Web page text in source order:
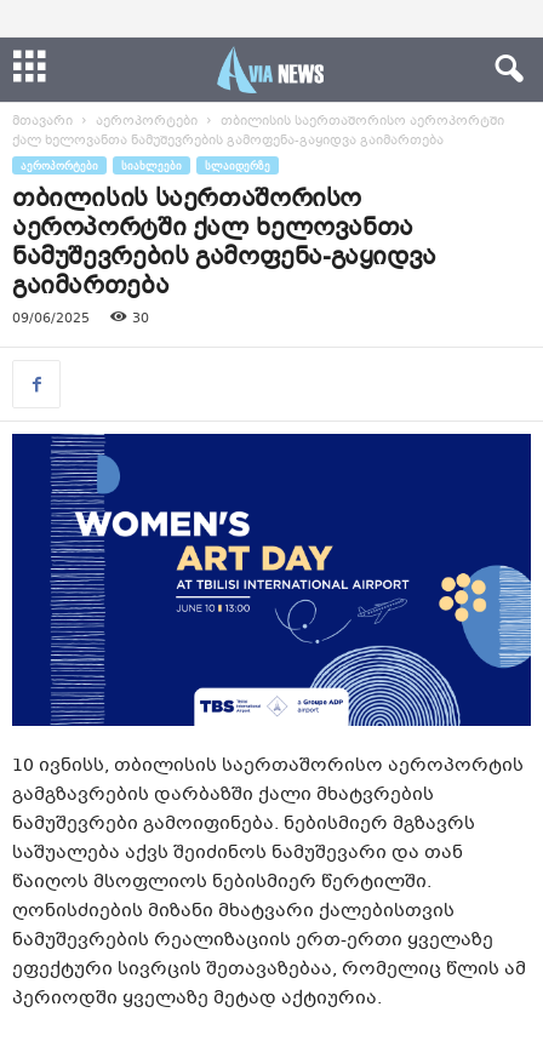
მთავარი აეროპორტები
თბილისის საერთაშორისო აეროპორტში
ქალ ხელოვანთა ნამუშევრების გამოფენა-გაყიდვა გაიმართება
ᲐᲔᲠᲝᲞᲝᲠᲢᲔᲑᲘ ᲡᲘᲐᲮᲚᲔᲔᲑᲘ ᲡᲚᲐᲘᲓᲔᲠᲖᲔ
თბილისის საერთაშორისო
აეროპორტში ქალ ხელოვანთა
ნამუშევრების გამოფენა-გაყიდვა
გაიმართება
09/06/2025 30
10 ივნისს, თბილისის საერთაშორისო აეროპორტის
გამგზავრების დარბაზში ქალი მხატვრების
ნამუშევრები გამოიფინება. ნებისმიერ მგზავრს
საშუალება აქვს შეიძინოს ნამუშევარი და თან
წაიღოს მსოფლიოს ნებისმიერ წერტილში.
ღონისძიების მიზანი მხატვარი ქალებისთვის
ნამუშევრების რეალიზაციის ერთ-ერთი ყველაზე
ეფექტური სივრცის შეთავაზებაა, რომელიც წლის ამ
პერიოდში ყველაზე მეტად აქტიურია.